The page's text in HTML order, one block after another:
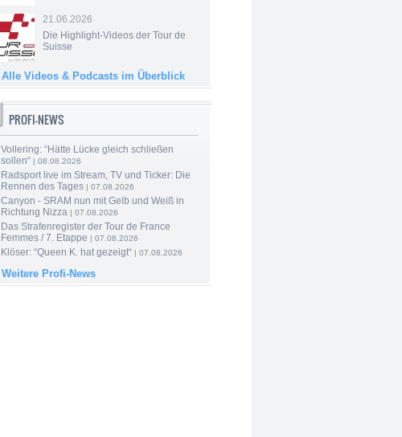
21.06.2026
Die Highlight-Videos der Tour de
Suisse
Alle Videos & Podcasts im Überblick
PROFI-NEWS
Vollering: “Hätte Lücke gleich schließen
sollen“ | 08.08.2026
Radsport live im Stream, TV und Ticker: Die
Rennen des Tages | 07.08.2026
Canyon - SRAM nun mit Gelb und Weiß in
Richtung Nizza | 07.08.2026
Das Strafenregister der Tour de France
Femmes / 7. Etappe | 07.08.2026
Klöser: “Queen K. hat gezeigt“ | 07.08.2026
Weitere Profi-News